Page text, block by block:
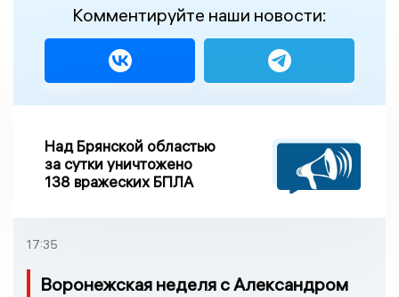
Комментируйте наши новости:
Над Брянской областью
за сутки уничтожено
138 вражеских БПЛА
17:35
Воронежская неделя с Александром